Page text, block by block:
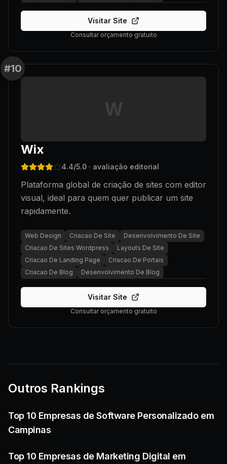
Visitar Site
Consultar orçamento gratuito
#10
W
Wix
4.4/5.0 · avaliação editorial
Plataforma global de criação de sites com editor
visual, ideal para quem quer publicar um site
rapidamente.
Web Design Criacao De Site
Desenvolvimento De Site
Criacao De Sites Wordpress
Layouts De Site
Criacao De Landing Page
Criacao De Portais
Criacao De Blog
Desenvolvimento De Blog
Visitar Site
Consultar orçamento gratuito
Outros Rankings
Top 10 Empresas de Software Personalizado em
Campinas
Top 10 Empresas de Marketing Digital em